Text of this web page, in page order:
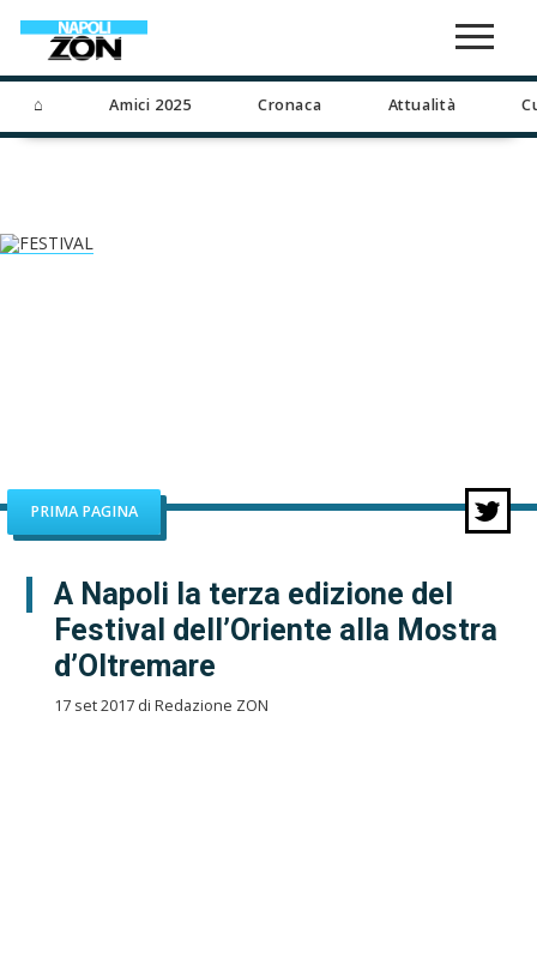
⌂ Amici 2025 Cronaca Attualità
PRIMA PAGINA
A Napoli la terza edizione del
Festival dell’Oriente alla Mostra
d’Oltremare
17 set 2017 di Redazione ZON